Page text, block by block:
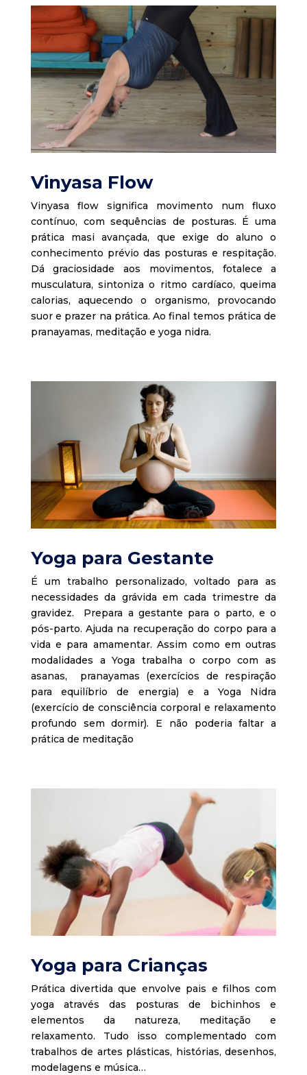
Vinyasa Flow
Vinyasa flow significa movimento num fluxo
contínuo, com sequências de posturas. É uma
prática masi avançada, que exige do aluno o
conhecimento prévio das posturas e respitação.
Dá graciosidade aos movimentos, fotalece a
musculatura, sintoniza o ritmo cardíaco, queima
calorias, aquecendo o organismo, provocando
suor e prazer na prática. Ao final temos prática de
pranayamas, meditação e yoga nidra.
Yoga para Gestante
É um trabalho personalizado, voltado para as
necessidades da grávida em cada trimestre da
gravidez. Prepara a gestante para o parto, e o
pós-parto. Ajuda na recuperação do corpo para a
vida e para amamentar. Assim como em outras
modalidades a Yoga trabalha o corpo com as
asanas, pranayamas (exercícios de respiração
para equilíbrio de energia) e a Yoga Nidra
(exercício de consciência corporal e relaxamento
profundo sem dormir). E não poderia faltar a
prática de meditação
Yoga para Crianças
Prática divertida que envolve pais e filhos com
yoga através das posturas de bichinhos e
elementos da natureza, meditação e
relaxamento. Tudo isso complementado com
trabalhos de artes plásticas, histórias, desenhos,
modelagens e música…